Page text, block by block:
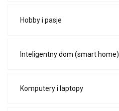
Hobby i pasje
Inteligentny dom (smart home)
Komputery i laptopy